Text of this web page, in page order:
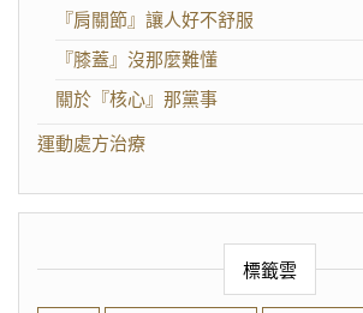
『肩關節』讓人好不舒服
『膝蓋』沒那麼難懂
關於『核心』那黨事
運動處方治療
標籤雲